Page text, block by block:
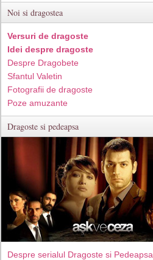
Noi si dragostea
Versuri de dragoste
Idei despre dragoste
Despre Dragobete
Sfantul Valetin
Fotografii de dragoste
Poze amuzante
Dragoste si pedeapsa
Despre serialul Dragoste si Pedeapsa